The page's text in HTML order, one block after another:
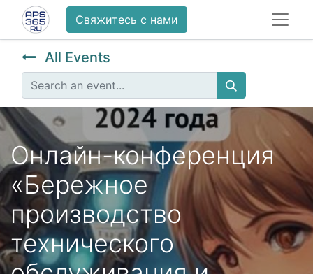
Свяжитесь с нами
All Events
Онлайн-конференция
«Бережное
производство
технического